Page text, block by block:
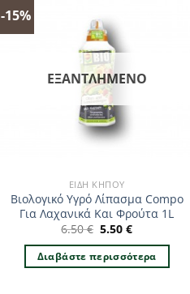
-15%
ΕΞΑΝΤΛΗΜΈΝΟ
ΕΊΔΗ ΚΉΠΟΥ
Βιολογικό Υγρό Λίπασμα Compo
Για Λαχανικά Και Φρούτα 1L
6.50€ Original
was:
6.50 €.
5.50€Η
τιμή
είναι:
5.50 €.
Διαβάστε περισσότερα